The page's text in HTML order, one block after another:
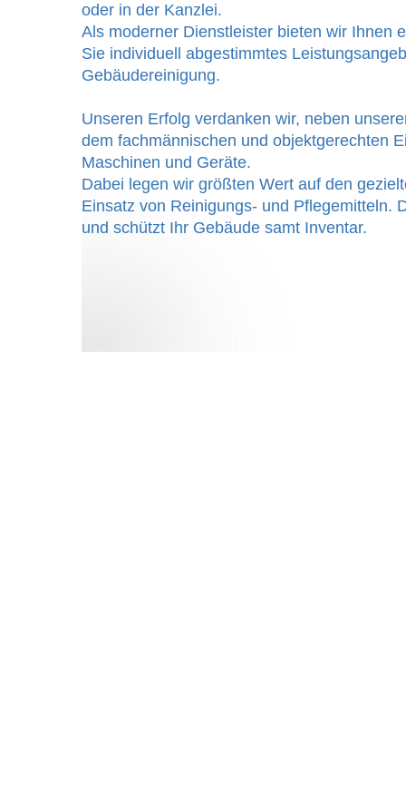
oder in der Kanzlei.
Als moderner Dienstleister bieten wir Ihnen
Sie individuell abgestimmtes
Gebäudereinigung.
Unseren Erfolg verdanken wir, neben
dem fachmännischen und objektgerechten
Maschinen und Geräte.
Dabei legen wir größten Wert auf den
Einsatz von Reinigungs- und Pflegemitteln.
und schützt Ihr Gebäude samt Inventar.